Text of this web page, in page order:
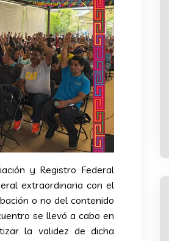
y Registro Federal
extraordinaria con el
o no del contenido
se llevó a cabo en
la validez de dicha